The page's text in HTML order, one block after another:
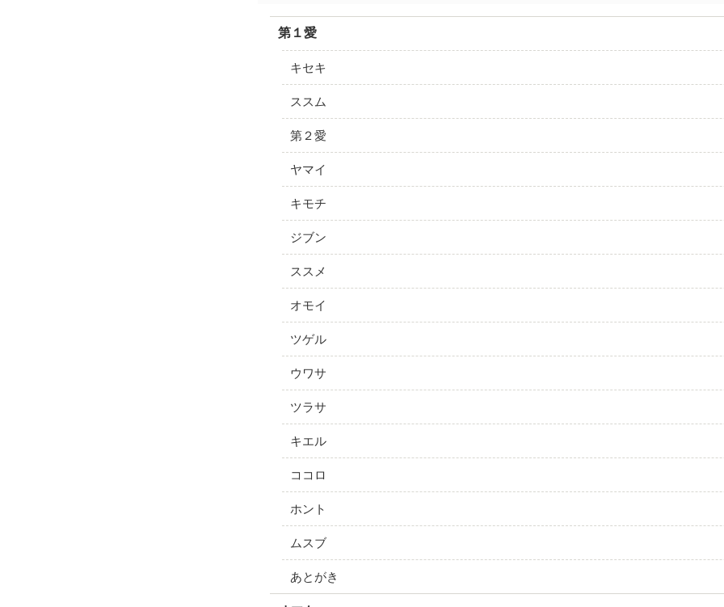
第１愛
キセキ
ススム
第２愛
ヤマイ
キモチ
ジブン
ススメ
オモイ
ツゲル
ウワサ
ツラサ
キエル
ココロ
ホント
ムスブ
あとがき